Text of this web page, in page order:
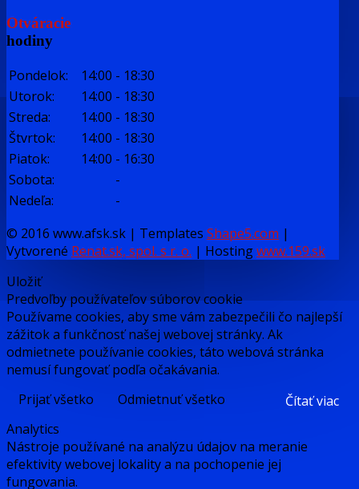
Otváracie
hodiny
Pondelok: 14:00 - 18:30
Utorok:
14:00 - 18:30
Streda:
14:00 - 18:30
Štvrtok:
14:00 - 18:30
Piatok:
14:00 - 16:30
Sobota:
-
Nedeľa:
-
© 2016 www.afsk.sk | Templates Shape5.com |
Vytvorené Renat.sk, spol. s r. o. | Hostingwww.159.sk
Uložiť
Predvoľby používateľov súborov cookie
Používame cookies, aby sme vám zabezpečili čo najlepší
zážitok a funkčnosť našej webovej stránky. Ak
odmietnete používanie cookies, táto webová stránka
nemusí fungovať podľa očakávania.
Prijať všetko
Odmietnuť všetko
Čítať viac
Analytics
Nástroje používané na analýzu údajov na meranie
efektivity webovej lokality a na pochopenie jej
fungovania.